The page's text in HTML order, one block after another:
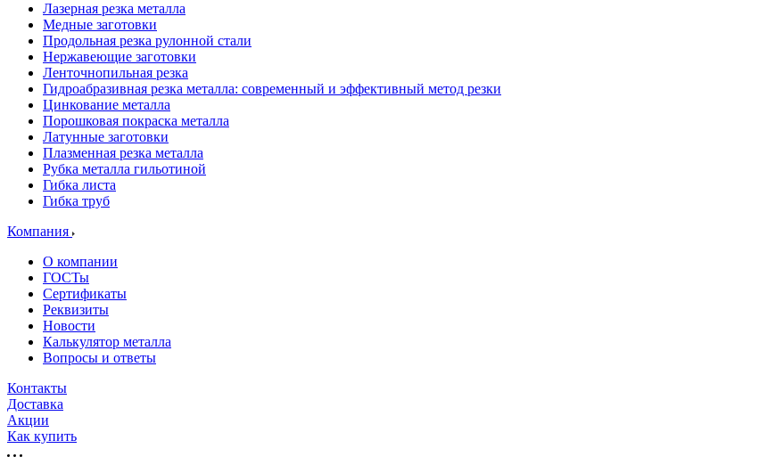
Лазерная резка металла
Медные заготовки
Продольная резка рулонной стали
Нержавеющие заготовки
Ленточнопильная резка
Гидроабразивная резка металла: современный и эффективный метод резки
Цинкование металла
Порошковая покраска металла
Латунные заготовки
Плазменная резка металла
Рубка металла гильотиной
Гибка листа
Гибка труб
Компания
О компании
ГОСТы
Сертификаты
Реквизиты
Новости
Калькулятор металла
Вопросы и ответы
Контакты
Доставка
Акции
Как купить